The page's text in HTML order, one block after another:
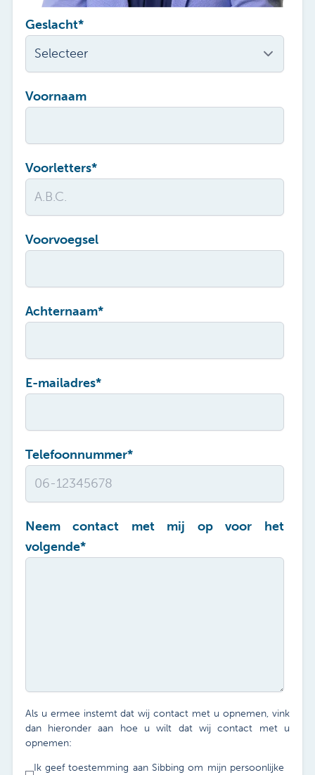
Geslacht*
Voornaam
Voorletters*
Voorvoegsel
Achternaam*
E-mailadres*
Telefoonnummer*
Neem contact met mij op voor het
volgende*
Als u ermee instemt dat wij contact met u opnemen, vink
dan hieronder aan hoe u wilt dat wij contact met u
opnemen:
Ik geef toestemming aan Sibbing om mijn persoonlijke